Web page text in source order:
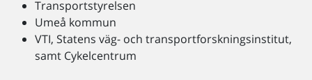
Transportstyrelsen
Umeå kommun
VTI, Statens väg- och transportforskningsinstitut,
samt Cykelcentrum